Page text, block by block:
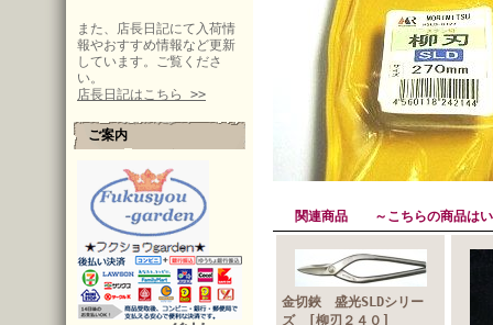
また、店長日記にて入荷情
報やおすすめ情報など更新
しています。ご覧くださ
い。
店長日記はこちら >>
ご案内
関連商品 ～こちらの商品はい
金切鋏 盛光SLDシリー
ズ [柳刃２４０]